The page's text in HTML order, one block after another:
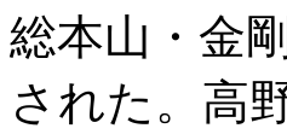
総本山・金
された。高